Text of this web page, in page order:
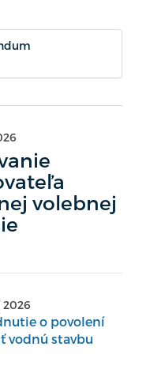
volebnej
o povolení
vodnú stavbu